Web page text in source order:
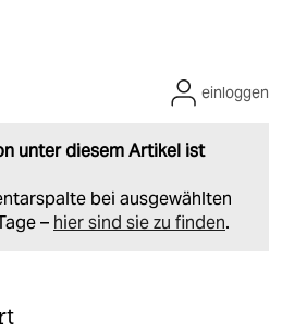
unter diesem Artikel ist
bei ausgewählten
– hier sind sie zu finden.
einloggen